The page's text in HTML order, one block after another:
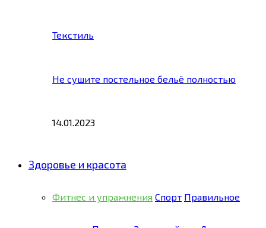
Текстиль
Не сушите постельное бельё полностью
14.01.2023
Здоровье и красота
Фитнес и упражнения Спорт Правильное